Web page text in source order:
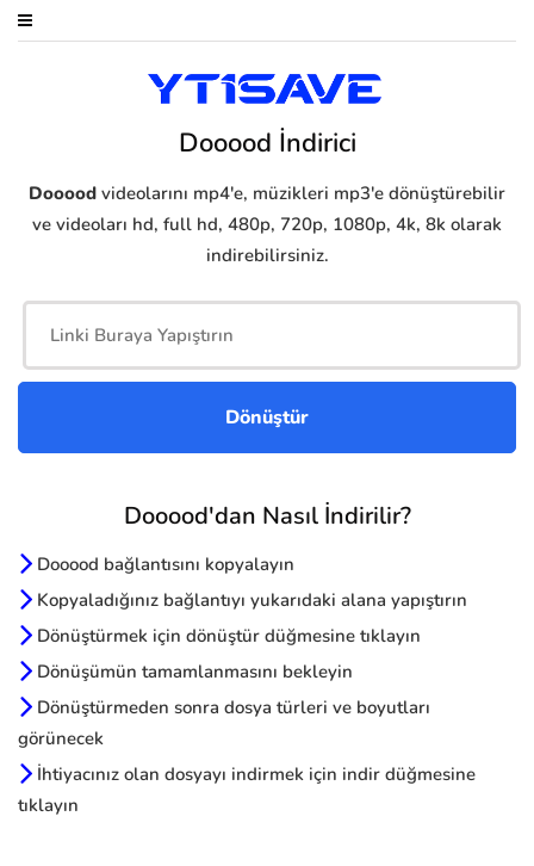
Dooood İndirici
Dooood videolarını mp4'e, müzikleri mp3'e dönüştürebilir
ve videoları hd, full hd, 480p, 720p, 1080p, 4k, 8k olarak
indirebilirsiniz.
Dooood'dan Nasıl İndirilir?
Dooood bağlantısını kopyalayın
Kopyaladığınız bağlantıyı yukarıdaki alana yapıştırın
Dönüştürmek için dönüştür düğmesine tıklayın
Dönüşümün tamamlanmasını bekleyin
Dönüştürmeden sonra dosya türleri ve boyutları
görünecek
İhtiyacınız olan dosyayı indirmek için indir düğmesine
tıklayın